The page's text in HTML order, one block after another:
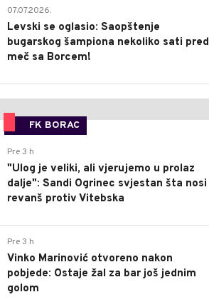
07.07.2026.
Levski se oglasio: Saopštenje
bugarskog šampiona nekoliko sati pred
meč sa Borcem!
FK BORAC
Pre 3 h
"Ulog je veliki, ali vjerujemo u prolaz
dalje": Sandi Ogrinec svjestan šta nosi
revanš protiv Vitebska
Pre 3 h
Vinko Marinović otvoreno nakon
pobjede: Ostaje žal za bar još jednim
golom